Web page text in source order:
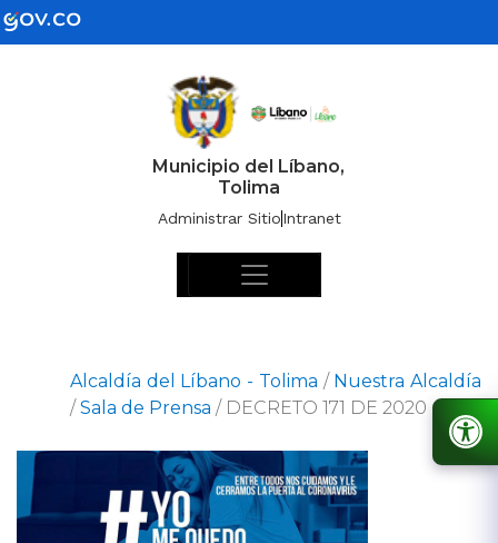
Municipio del Líbano,
Tolima
Administrar SitioIntranet
Alcaldía del Líbano - Tolima / Nuestra Alcaldía
/ Sala de Prensa / DECRETO 171 DE 2020